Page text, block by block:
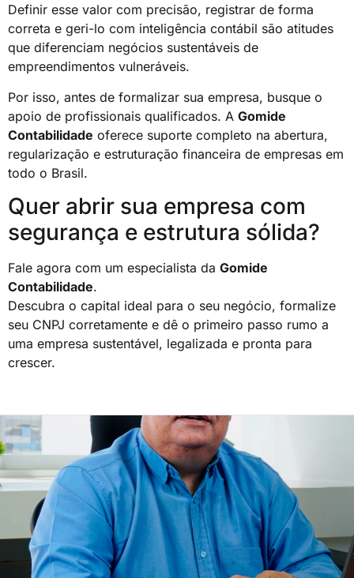
Definir esse valor com precisão, registrar de forma
correta e geri-lo com inteligência contábil são atitudes
que diferenciam negócios sustentáveis de
empreendimentos vulneráveis.
Por isso, antes de formalizar sua empresa, busque o
apoio de profissionais qualificados. A Gomide
Contabilidade oferece suporte completo na abertura,
regularização e estruturação financeira de empresas em
todo o Brasil.
Quer abrir sua empresa com
segurança e estrutura sólida?
Fale agora com um especialista da Gomide
Contabilidade.
Descubra o capital ideal para o seu negócio, formalize
seu CNPJ corretamente e dê o primeiro passo rumo a
uma empresa sustentável, legalizada e pronta para
crescer.